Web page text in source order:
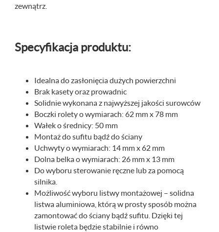
zewnątrz.
Specyfikacja produktu:
Idealna do zasłonięcia dużych powierzchni
Brak kasety oraz prowadnic
Solidnie wykonana z najwyższej jakości surowców
Boczki rolety o wymiarach: 62 mm x 78 mm
Wałek o średnicy: 50 mm
Montaż do sufitu bądź do ściany
Uchwyty o wymiarach: 14 mm x 62 mm
Dolna belka o wymiarach: 26 mm x 13 mm
Do wyboru sterowanie ręczne lub za pomocą
silnika.
Możliwość wyboru listwy montażowej – solidna
listwa aluminiowa, którą w prosty sposób można
zamontować do ściany bądź sufitu. Dzięki tej
listwie roleta będzie stabilnie i równo